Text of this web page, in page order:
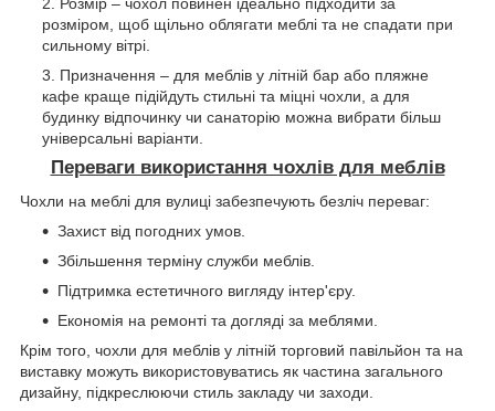
розміром, щоб щільно облягати меблі та не спадати при
сильному вітрі.
Призначення – для меблів у літній бар або пляжне
кафе краще підійдуть стильні та міцні чохли, а для
будинку відпочинку чи санаторію можна вибрати більш
універсальні варіанти.
Переваги використання чохлів для меблів
Чохли на меблі для вулиці забезпечують безліч переваг:
Захист від погодних умов.
Збільшення терміну служби меблів.
Підтримка естетичного вигляду інтер'єру.
Економія на ремонті та догляді за меблями.
Крім того, чохли для меблів у літній торговий павільйон та на
виставку можуть використовуватись як частина загального
дизайну, підкреслюючи стиль закладу чи заходи.